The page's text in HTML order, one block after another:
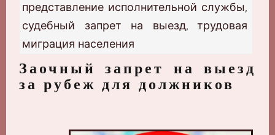
представление исполнительной службы,
судебный запрет на выезд, трудовая
миграция населения
Заочный запрет на выезд
за рубеж для должников